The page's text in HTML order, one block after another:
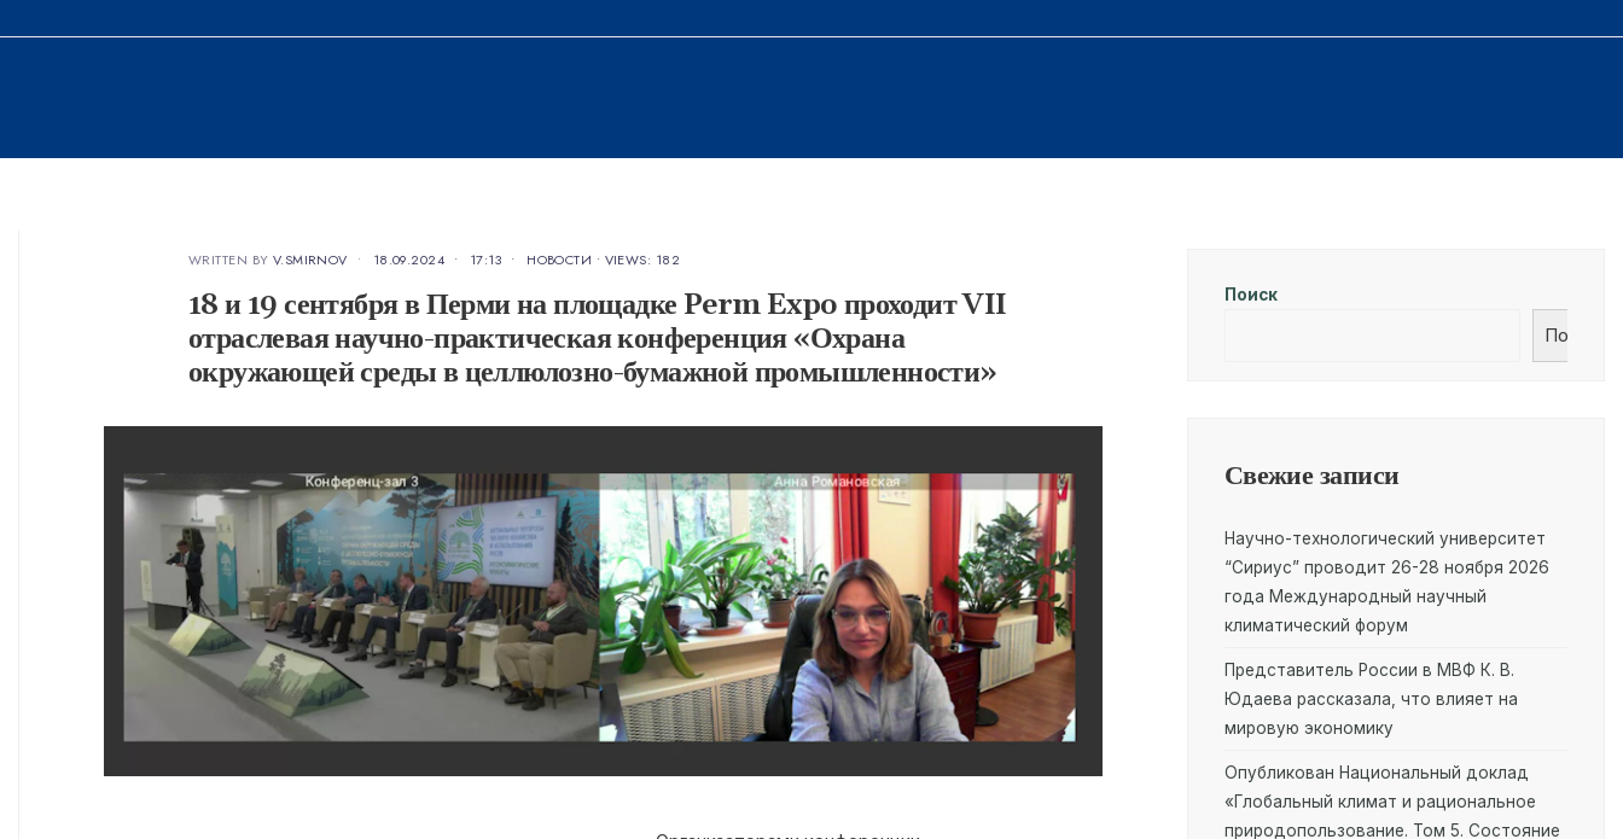
WRITTEN BY V.SMIRNOV • 18.09.2024 • 17:13 • НОВОСТИ • VIEWS: 182
18 и 19 сентября в Перми на площадке Perm Expo проходит VII
отраслевая научно-практическая конференция «Охрана
окружающей среды в целлюлозно-бумажной промышленности»
Поиск
Поиск
Свежие записи
Научно-технологический университет
“Сириус” проводит 26-28 ноября 2026
года Международный научный
климатический форум
Представитель России в МВФ К. В.
Юдаева рассказала, что влияет на
мировую экономику
Опубликован Национальный доклад
«Глобальный климат и рациональное
природопользование. Том 5. Состояние